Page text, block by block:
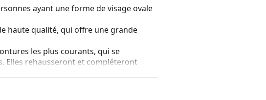
ayant une forme de visage ovale
haute qualité, qui offre une grande
les plus courants, qui se
Elles rehausseront et compléteront
contre les dommages. Ce type
plus grande puissance optique.